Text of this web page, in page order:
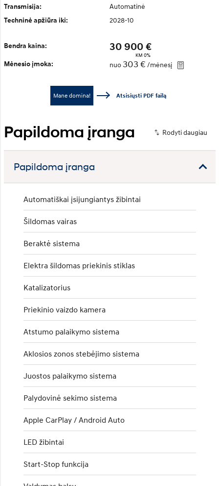
Transmisija: Automatinė
Techninė apžiūra iki: 2028-10
Bendra kaina: 30 900 €
KM 0%
Mėnesio įmoka: nuo 303 € /mėnesį
Mane domina! Atsisiųsti PDF failą
Papildoma įranga
Papildoma įranga
Automatiškai įsijungiantys žibintai
Šildomas vairas
Beraktė sistema
Elektra šildomas priekinis stiklas
Katalizatorius
Priekinio vaizdo kamera
Atstumo palaikymo sistema
Aklosios zonos stebėjimo sistema
Juostos palaikymo sistema
Palydovinė sekimo sistema
Apple CarPlay / Android Auto
LED žibintai
Start-Stop funkcija